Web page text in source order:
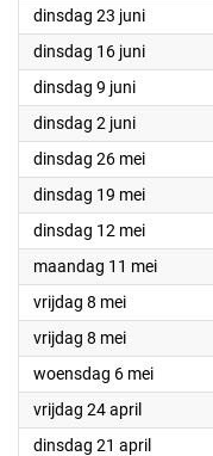
dinsdag 23 juni2026
dinsdag 16 juni2026
dinsdag 9 juni2026
dinsdag 2 juni2026
dinsdag 26 mei2026
dinsdag 19 mei2026
dinsdag 12 mei2026
maandag 11 mei2026
vrijdag 8 mei2026
vrijdag 8 mei2026
woensdag 6 mei2026
vrijdag 24 april2026
dinsdag 21 april2026